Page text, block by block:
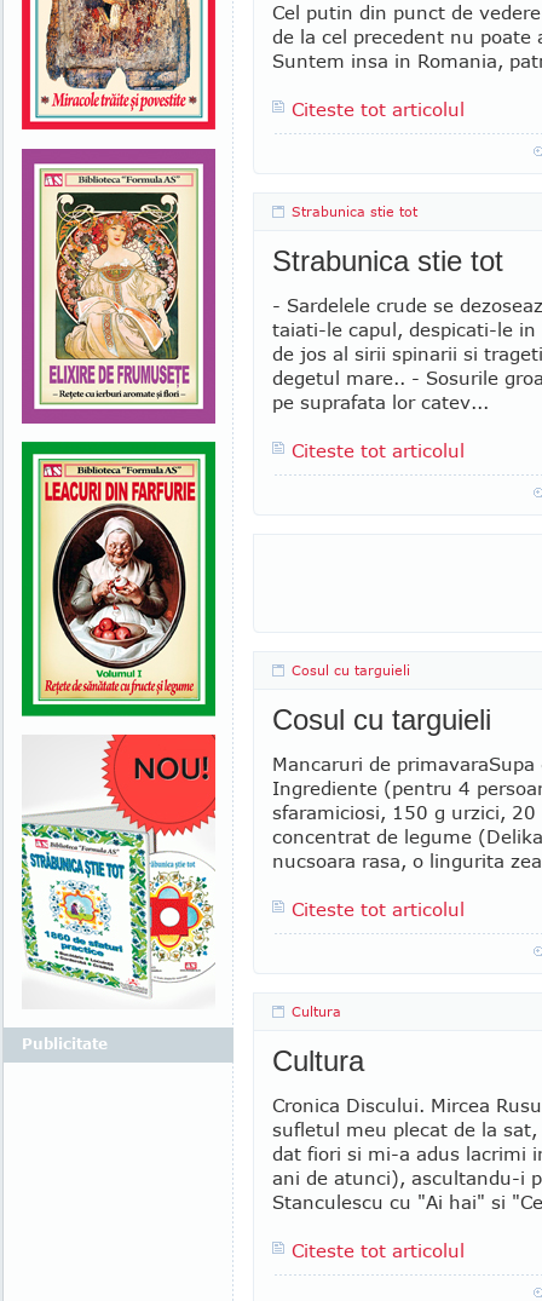
Cel putin din punct de
de la cel precedent nu
Suntem insa in Romania,
Citeste tot articolul
Strabunica stie tot
Strabunica stie tot
- Sardelele crude se
taiati-le capul, despicati-le
de jos al sirii spinarii si
degetul mare.. - Sosurile
pe suprafata lor catev...
Citeste tot articolul
Cosul cu targuieli
Cosul cu targuieli
Mancaruri de
Ingrediente (pentru 4
sfaramiciosi, 150 g urzici,
concentrat de legume
nucsoara rasa, o lingurita
Citeste tot articolul
Cultura
Cultura
Cronica Discului. Mircea
sufletul meu plecat de la
dat fiori si mi-a adus lacrimi
ani de atunci), ascultandu-i
Stanculescu cu "Ai hai" si
Citeste tot articolul
Publicitate